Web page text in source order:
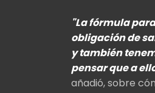
"La fórmula
obligación de
y también
pensar que a
añadió, sobre